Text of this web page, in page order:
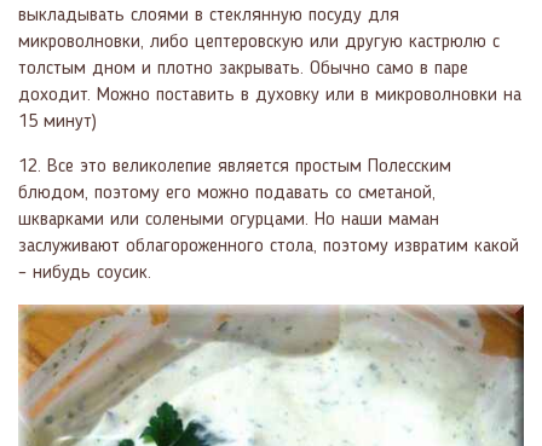
выкладывать слоями в стеклянную посуду для
микроволновки, либо цептеровскую или другую кастрюлю с
толстым дном и плотно закрывать. Обычно само в паре
доходит. Можно поставить в духовку или в микроволновки на
15 минут)
12. Все это великолепие является простым Полесским
блюдом, поэтому его можно подавать со сметаной,
шкварками или солеными огурцами. Но наши маман
заслуживают облагороженного стола, поэтому извратим какой
– нибудь соусик.